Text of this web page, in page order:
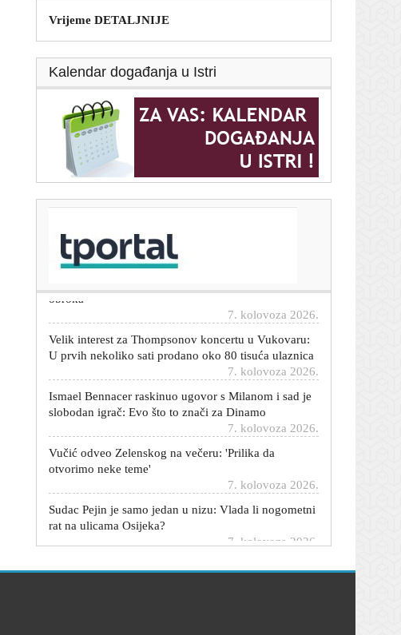
Vrijeme DETALJNIJE
Kalendar događanja u Istri
Sindrom 'samo da malo prilegnem': Najgore stvari
koje možete napraviti vlastitom želucu nakon obilnog
obroka
Velik interest za Thompsonov koncertu u Vukovaru:
7. kolovoza 2026.
Ismael Bennacer raskinuo ugovor s Milanom i sad je
7. kolovoza 2026.
Vučić odveo Zelenskog na večeru: 'Prilika da
7. kolovoza 2026.
Sudac Pejin je samo jedan u nizu: Vlada li nogometni
7. kolovoza 2026.
Inspektorat našao ilegalnu pršutanu: Evo što će biti s
7. kolovoza 2026.